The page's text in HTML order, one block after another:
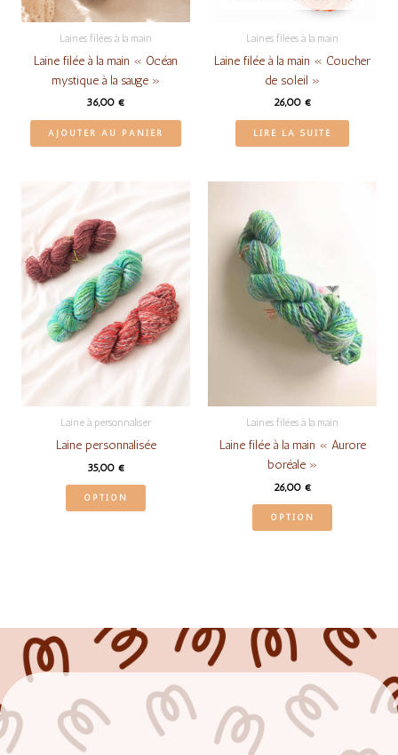
Laines filées à la main
Laine filée à la main « Océan
mystique à la sauge »
36,00 €
AJOUTER AU PANIER
Laines filées à la main
Laine filée à la main « Coucher
de soleil »
26,00 €
LIRE LA SUITE
Laine à personnaliser
Laine personnalisée
35,00 €
OPTION
Laines filées à la main
Laine filée à la main « Aurore
boréale »
26,00 €
OPTION